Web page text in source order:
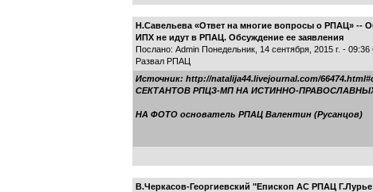
Н.Савельева «Ответ на многие вопросы о РПАЦ» --
ИПХ не идут в РПАЦ. Обсуждение ее заявления
Послано: Admin Понедельник, 14 сентября, 2015 г. - 09:36
Развал РПАЦ
Источник: http://natalija44.livejournal.com/
СЕКТАНТОВ РПЦЗ-МП НА ИСТИННО-
НА ФОТО основатель РПАЦ Валентин (Русанцов)
В.Черкасов-Георгиевский "Епископ АС РПАЦ